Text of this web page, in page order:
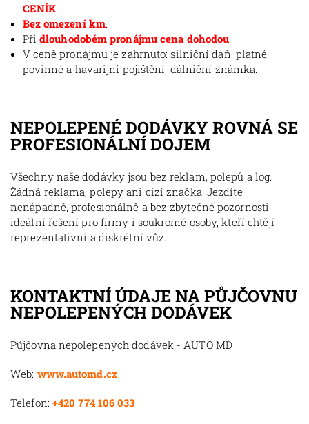
CENÍK.
Bez omezení km.
Při dlouhodobém pronájmu cena dohodou.
V ceně pronájmu je zahrnuto: silniční daň, platné
povinné a havarijní pojištění, dálniční známka.
NEPOLEPENÉ DODÁVKY ROVNÁ SE
PROFESIONÁLNÍ DOJEM
Všechny naše dodávky jsou bez reklam, polepů a log.
Žádná reklama, polepy ani cizí značka. Jezdíte
nenápadně, profesionálně a bez zbytečné pozornosti.
ideální řešení pro firmy i soukromé osoby, kteří chtějí
reprezentativní a diskrétní vůz.
KONTAKTNÍ ÚDAJE NA PŮJČOVNU
NEPOLEPENÝCH DODÁVEK
Půjčovna nepolepených dodávek - AUTO MD
Web: www.automd.cz
Telefon: +420 774 106 033